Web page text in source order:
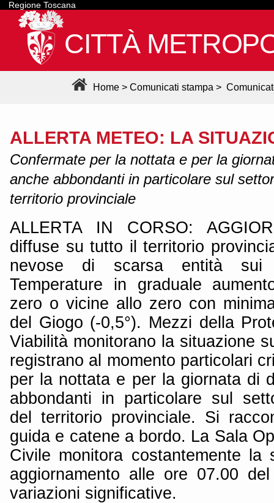
Regione Toscana
CITTÀ
Home > Comunicati stampa >
ALLERTA METEO: LA
Confermate per la nottata e per la
anche abbondanti in particolare sul
territorio provinciale
ALLERTA IN CORSO:
diffuse su tutto il territorio
nevose di scarsa entità sui
Temperature in graduale
zero o vicine allo zero con
del Giogo (-0,5°). Mezzi della
Viabilità monitorano la situazione
registrano al momento particolari
per la nottata e per la giornata di
abbondanti in particolare sul
del territorio provinciale. Si
guida e catene a bordo. La Sala
Civile monitora costantemente la
aggiornamento alle ore 07.00
variazioni significative.